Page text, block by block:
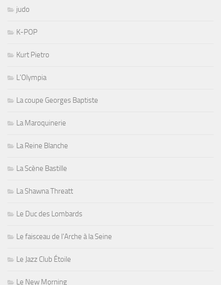
judo
K-POP
Kurt Pietro
L'Olympia
La coupe Georges Baptiste
La Maroquinerie
La Reine Blanche
La Scène Bastille
La Shawna Threatt
Le Duc des Lombards
Le faisceau de l'Arche à la Seine
Le Jazz Club Étoile
Le New Morning